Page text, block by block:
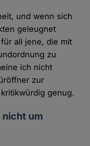
und wenn sich
geleugnet
all jene, die mit
zu
ich nicht
zur
genug.
nicht um